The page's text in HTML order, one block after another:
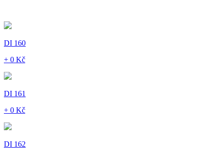
DI 160
+ 0 Kč
DI 161
+ 0 Kč
DI 162